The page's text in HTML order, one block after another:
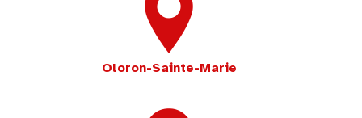
Oloron-Sainte-Marie